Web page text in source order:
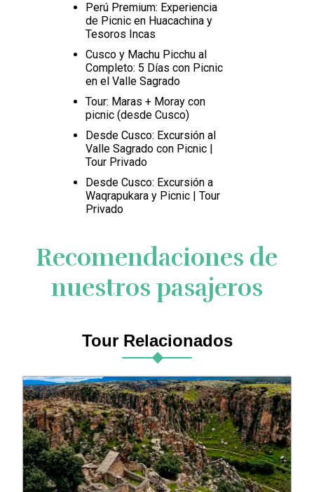
Perú Premium: Experiencia
de Picnic en Huacachina y
Tesoros Incas
Cusco y Machu Picchu al
Completo: 5 Días con Picnic
en el Valle Sagrado
Tour: Maras + Moray con
picnic (desde Cusco)
Desde Cusco: Excursión al
Valle Sagrado con Picnic |
Tour Privado
Desde Cusco: Excursión a
Waqrapukara y Picnic | Tour
Privado
Recomendaciones de
nuestros pasajeros
Tour Relacionados